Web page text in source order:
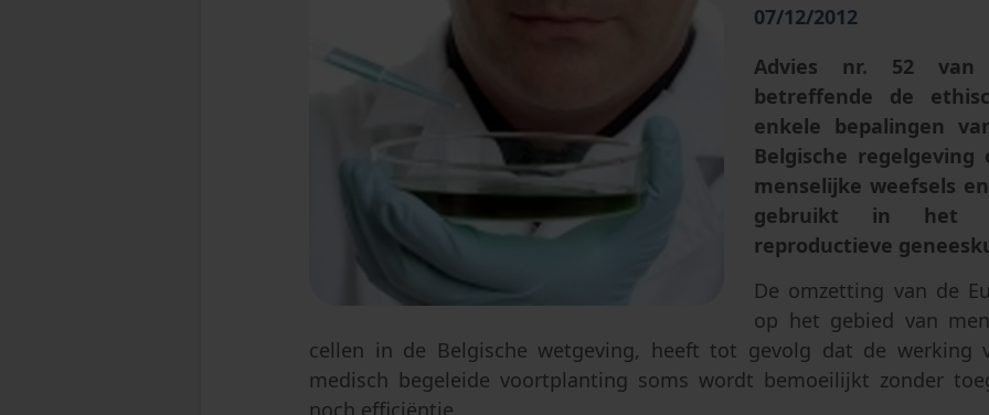
Afstamming & toegang tot
Geslacht & seksualiteit
Eugenetica
Transhumanisme
Kunstmatige intelligentie
07/12/2012
Advies nr. 52 van
betreffende de
enkele bepalingen
Belgische
menselijke weefsels
gebruikt in het
reproductieve
De omzetting van de
op het gebied van
cellen in de Belgische wetgeving, heeft tot gevolg dat de werking
medisch begeleide voortplanting soms wordt bemoeilijkt zonder
noch efficiëntie.